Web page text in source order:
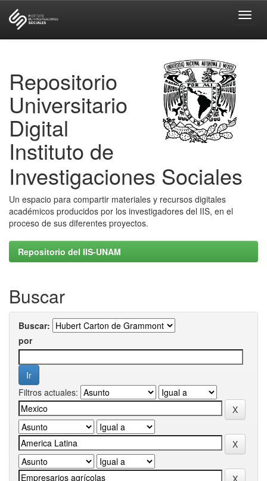
Repositorio
Universitario
Digital
Instituto de
Investigaciones Sociales
Un espacio para compartir materiales y recursos digitales
académicos producidos por los investigadores del IIS, en el
proceso de sus diferentes proyectos.
Repositorio del IIS-UNAM
Buscar
Buscar:
por
Filtros actuales: